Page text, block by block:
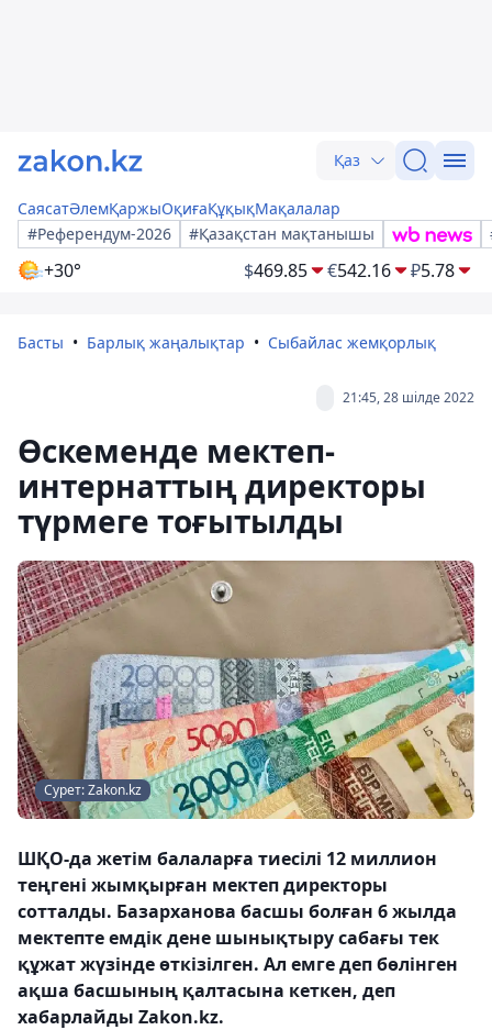
Қаз
СаясатӘлемҚаржыОқиғаҚұқықМақалалар
#Референдум-2026
#Қазақстан мақтанышы
+30° $469.85 €542.16 ₽5.78
Басты Барлық жаңалықтар Сыбайлас жемқорлық
21:45, 28 шілде 2022
Өскеменде мектеп-
интернаттың директоры
түрмеге тоғытылды
Сурет: Zakon.kz
ШҚО-да жетім балаларға тиесілі 12 миллион
теңгені жымқырған мектеп директоры
сотталды. Базарханова басшы болған 6 жылда
мектепте емдік дене шынықтыру сабағы тек
құжат жүзінде өткізілген. Ал емге деп бөлінген
ақша басшының қалтасына кеткен, деп
хабарлайды Zakon.kz.